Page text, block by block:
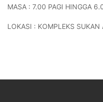
MASA : 7.00 PAGI HINGGA
LOKASI : KOMPLEKS